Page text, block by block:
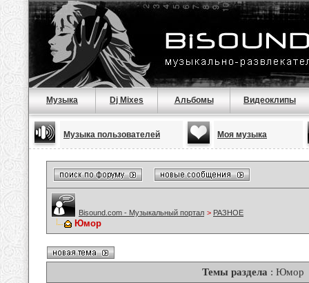
Музыка Dj Mixes Альбомы Видеоклипы
Музыка пользователей Моя музыка
Bisound.com - Музыкальный портал > РАЗНОЕ
Юмор
Темы раздела : Юмор